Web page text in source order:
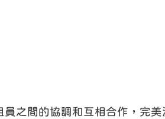
之間的協調和互相合作，完美